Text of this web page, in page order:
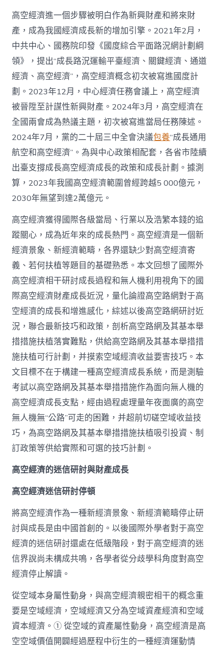
扶
植
的
效
益
和
挑
釁
_
中
國
網〉
中
高空經濟進一個步驟被明白作為新興財產和將來財
產，成為我國經濟成長新的增加引擎。2021年2月，
中共中心、國務院印發《國度綜合平面路況網計劃綱
領》，提出“成長路況運輸平臺經濟、關鍵經濟、通道
經濟、高空經濟”，高空經濟概念初次被寫進國度計
劃。2023年12月，中心經濟任務會議上，高空經濟
被晉陞至計謀性新興財產。2024年3月，高空經濟在
全國兩會成為熱議主題，初次被寫進當局任務陳述。
2024年7月，黨的二十屆三中全會決議包養“成長通用
航空和高空經濟”。為與中心政策相配套，各省市陸續
出臺支撐成長高空經濟成長的政策和成長計劃。據測
算，2023年我國高空經濟範圍曾經跨越5 000億元，
2030年無望到達2萬億元。
高空經濟獲得國際各級當局、行業以及浩繁本錢的追
蹤關心，成為近年來的成長熱門。高空經濟是一個新
經濟景象、新經濟範疇，各界還缺少對高空經濟寄
義、若何扶植等題目的基礎熟悉。本文回想了國際外
高空經濟相干研討成長過程和無人機利用視角下的國
際高空經濟財產成長近況，量化論證高空路網對于高
空經濟的成長和增進感化，綜述以後高空路網研討近
況，聯合最新技巧和政策，剖析高空路網及其基本舉
措措施扶植落實難點，供給高空路網及其基本舉措措
施扶植可行計劃，并摸索空域經濟收益要害技巧。本
文目標不在于構建一種高空經濟成長系統，而是測驗
考試以高空路網及其基本舉措措施作為面向無人機的
高空經濟成長支點，經由過程處理量年夜面廣的高空
無人機無“公路”可走的困難，并超前切磋空域收益技
巧，為高空路網及其基本舉措措施扶植吸引投資、制
訂政策等供給實際和可選的技巧計劃。
高空經濟的迷信研討與財產成長
高空經濟迷信研討停頓
將高空經濟作為一種新經濟景象、新經濟範疇停止研
討與成長是由中國首創的。以後國際外學者對于高空
經濟的迷信研討還處在低級階段，對于高空經濟的迷
信界說尚未構成共鳴，各學者從分歧學科角度對高空
經濟停止解讀。
從空域本身屬性動身，與高空經濟親密相干的概念重
要是空域經濟，空域經濟又分為空域資產經濟和空域
資本經濟。① 從空域的資產屬性動身，高空經濟是高
空空域價值開闢經過歷程中衍生的一種經濟運動情